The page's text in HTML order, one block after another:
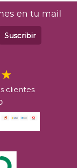
en tu mail
Suscribir
clientes